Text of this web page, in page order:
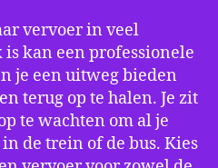
vervoer in veel
kan een professionele
je een uitweg bieden
terug op te halen. Je zit
te wachten om al je
de trein of de bus. Kies